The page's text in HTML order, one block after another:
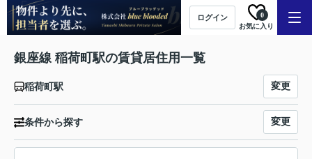
ログイン
お気に入り
0
銀座線 稲荷町駅の賃貸居住用一覧
稲荷町駅 変更
条件から探す 変更